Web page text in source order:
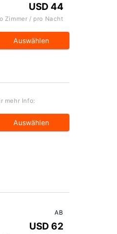
USD 44
Zimmer / pro Nacht
Auswählen
mehr Info:
Auswählen
AB
USD 62